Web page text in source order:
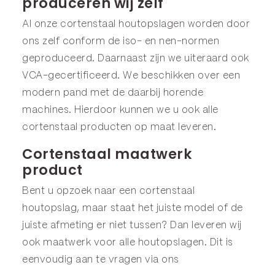
Al onze cortenstaal houtopslagen worden door
ons zelf conform de iso- en nen-normen
geproduceerd. Daarnaast zijn we uiteraard ook
VCA-gecertificeerd. We beschikken over een
modern pand met de daarbij horende
machines. Hierdoor kunnen we u ook alle
cortenstaal producten op maat leveren.
Cortenstaal maatwerk
product
Bent u opzoek naar een cortenstaal
houtopslag, maar staat het juiste model of de
juiste afmeting er niet tussen? Dan leveren wij
ook maatwerk voor alle houtopslagen. Dit is
eenvoudig aan te vragen via ons